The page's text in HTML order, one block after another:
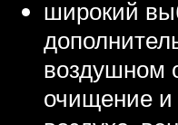
широкий
воздушном
очищение